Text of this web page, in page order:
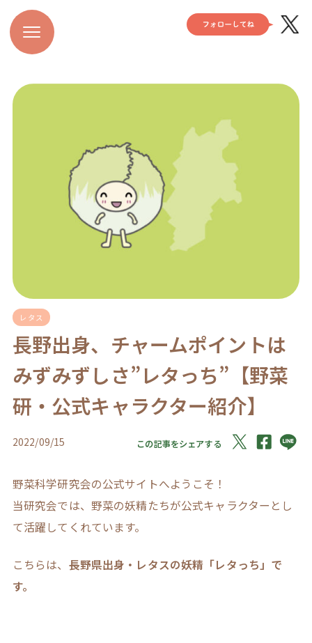
レタス
長野出身、チャームポイントは
みずみずしさ”レタっち”【野菜
研・公式キャラクター紹介】
2022/09/15 この記事をシェアする
野菜科学研究会の公式サイトへようこそ！
当研究会では、野菜の妖精たちが公式キャラクターとし
て活躍してくれています。
こちらは、 長野県出身・レタスの妖精「レタっち」で
す。